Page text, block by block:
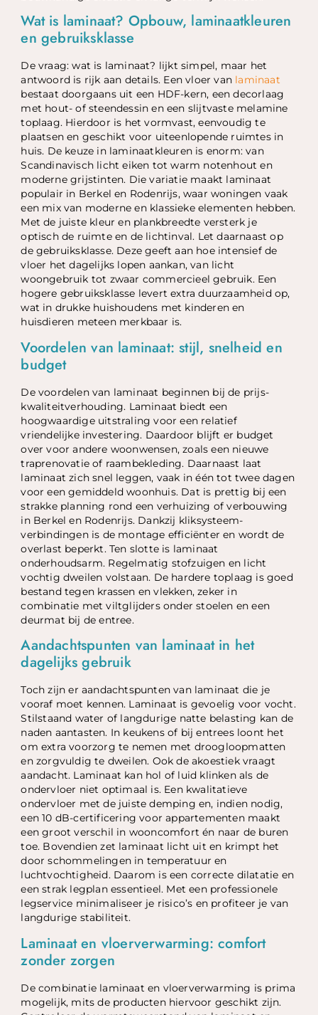
Wat is laminaat? Opbouw, laminaatkleuren
en gebruiksklasse
De vraag: wat is laminaat? lijkt simpel, maar het
antwoord is rijk aan details. Een vloer van laminaat
bestaat doorgaans uit een HDF-kern, een decorlaag
met hout- of steendessin en een slijtvaste melamine
toplaag. Hierdoor is het vormvast, eenvoudig te
plaatsen en geschikt voor uiteenlopende ruimtes in
huis. De keuze in laminaatkleuren is enorm: van
Scandinavisch licht eiken tot warm notenhout en
moderne grijstinten. Die variatie maakt laminaat
populair in Berkel en Rodenrijs, waar woningen vaak
een mix van moderne en klassieke elementen hebben.
Met de juiste kleur en plankbreedte versterk je
optisch de ruimte en de lichtinval. Let daarnaast op
de gebruiksklasse. Deze geeft aan hoe intensief de
vloer het dagelijks lopen aankan, van licht
woongebruik tot zwaar commercieel gebruik. Een
hogere gebruiksklasse levert extra duurzaamheid op,
wat in drukke huishoudens met kinderen en
huisdieren meteen merkbaar is.
Voordelen van laminaat: stijl, snelheid en
budget
De voordelen van laminaat beginnen bij de prijs-
kwaliteitverhouding. Laminaat biedt een
hoogwaardige uitstraling voor een relatief
vriendelijke investering. Daardoor blijft er budget
over voor andere woonwensen, zoals een nieuwe
traprenovatie of raambekleding. Daarnaast laat
laminaat zich snel leggen, vaak in één tot twee dagen
voor een gemiddeld woonhuis. Dat is prettig bij een
strakke planning rond een verhuizing of verbouwing
in Berkel en Rodenrijs. Dankzij kliksysteem-
verbindingen is de montage efficiënter en wordt de
overlast beperkt. Ten slotte is laminaat
onderhoudsarm. Regelmatig stofzuigen en licht
vochtig dweilen volstaan. De hardere toplaag is goed
bestand tegen krassen en vlekken, zeker in
combinatie met viltglijders onder stoelen en een
deurmat bij de entree.
Aandachtspunten van laminaat in het
dagelijks gebruik
Toch zijn er aandachtspunten van laminaat die je
vooraf moet kennen. Laminaat is gevoelig voor vocht.
Stilstaand water of langdurige natte belasting kan de
naden aantasten. In keukens of bij entrees loont het
om extra voorzorg te nemen met droogloopmatten
en zorgvuldig te dweilen. Ook de akoestiek vraagt
aandacht. Laminaat kan hol of luid klinken als de
ondervloer niet optimaal is. Een kwalitatieve
ondervloer met de juiste demping en, indien nodig,
een 10 dB-certificering voor appartementen maakt
een groot verschil in wooncomfort én naar de buren
toe. Bovendien zet laminaat licht uit en krimpt het
door schommelingen in temperatuur en
luchtvochtigheid. Daarom is een correcte dilatatie en
een strak legplan essentieel. Met een professionele
legservice minimaliseer je risico’s en profiteer je van
langdurige stabiliteit.
Laminaat en vloerverwarming: comfort
zonder zorgen
De combinatie laminaat en vloerverwarming is prima
mogelijk, mits de producten hiervoor geschikt zijn.